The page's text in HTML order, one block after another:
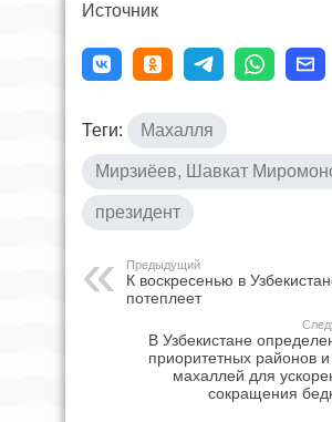
Источник
Теги: Махалля
Мирзиёев, Шавкат
президент
Предыдущий
К воскресенью в
потеплеет
В Узбекистане
приоритетных районов
махаллей для
сокращения